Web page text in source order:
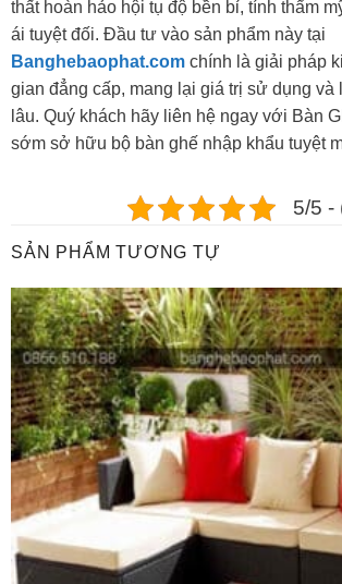
thất hoàn hảo hội tụ độ bền bỉ, tính thẩm
ái tuyệt đối. Đầu tư vào sản phẩm này tại
Banghebaophat.com chính là giải pháp
gian đẳng cấp, mang lại giá trị sử dụng và
lâu. Quý khách hãy liên hệ ngay với Bàn
sớm sở hữu bộ bàn ghế nhập khẩu tuyệt
5/5 -
SẢN PHẨM TƯƠNG TỰ